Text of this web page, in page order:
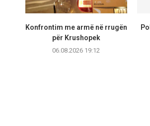
Konfrontim me armë në rrugën
për Krushopek
06.08.2026 19:12